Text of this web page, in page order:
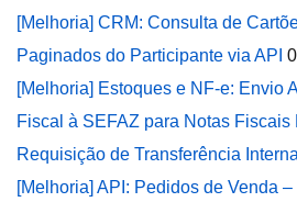
[Melhoria] CRM: Consulta de
Paginados do Participante via API
[Melhoria] Estoques e NF-e: Envio
Fiscal à SEFAZ para Notas Fiscais
Requisição de Transferência Interna
[Melhoria] API: Pedidos de Venda